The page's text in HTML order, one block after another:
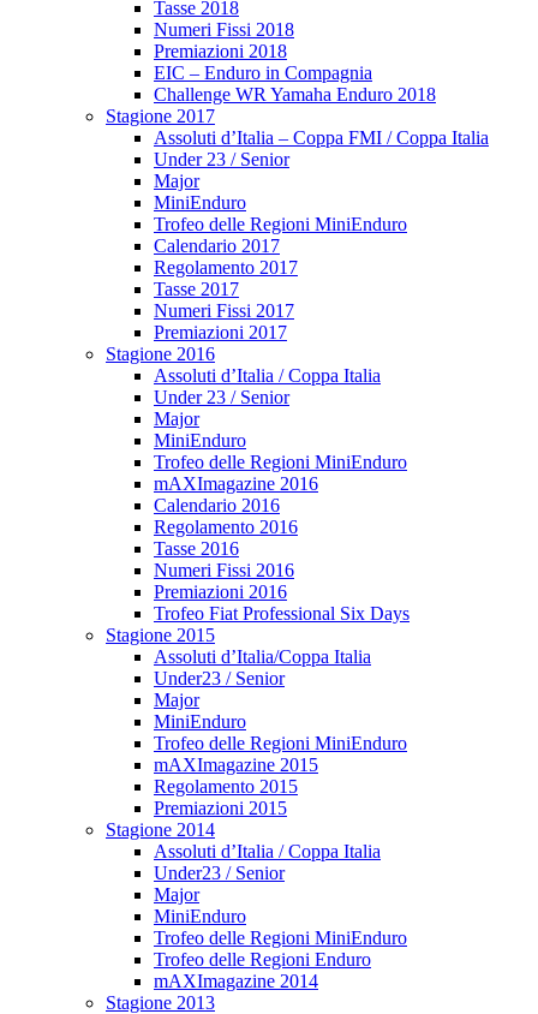
Tasse 2018
Numeri Fissi 2018
Premiazioni 2018
EIC – Enduro in Compagnia
Challenge WR Yamaha Enduro 2018
Stagione 2017
Assoluti d’Italia – Coppa FMI / Coppa Italia
Under 23 / Senior
Major
MiniEnduro
Trofeo delle Regioni MiniEnduro
Calendario 2017
Regolamento 2017
Tasse 2017
Numeri Fissi 2017
Premiazioni 2017
Stagione 2016
Assoluti d’Italia / Coppa Italia
Under 23 / Senior
Major
MiniEnduro
Trofeo delle Regioni MiniEnduro
mAXImagazine 2016
Calendario 2016
Regolamento 2016
Tasse 2016
Numeri Fissi 2016
Premiazioni 2016
Trofeo Fiat Professional Six Days
Stagione 2015
Assoluti d’Italia/Coppa Italia
Under23 / Senior
Major
MiniEnduro
Trofeo delle Regioni MiniEnduro
mAXImagazine 2015
Regolamento 2015
Premiazioni 2015
Stagione 2014
Assoluti d’Italia / Coppa Italia
Under23 / Senior
Major
MiniEnduro
Trofeo delle Regioni MiniEnduro
Trofeo delle Regioni Enduro
mAXImagazine 2014
Stagione 2013